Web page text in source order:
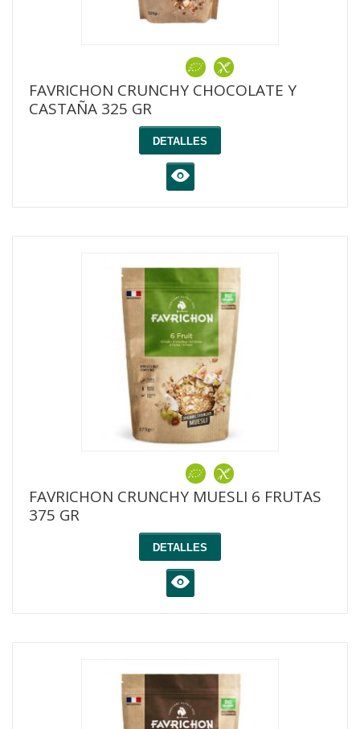
FAVRICHON CRUNCHY CHOCOLATE Y
CASTAÑA 325 GR
DETALLES
K
FAVRICHON CRUNCHY MUESLI 6 FRUTAS
375 GR
DETALLES
K